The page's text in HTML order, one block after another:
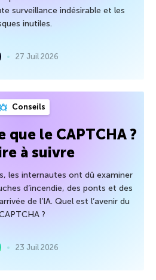
surveillance indésirable et les
inutiles.
27 Juil 2026
Conseils
que le CAPTCHA ?
à suivre
les internautes ont dû examiner
d’incendie, des ponts et des
de l’IA. Quel est l’avenir du
?
23 Juil 2026